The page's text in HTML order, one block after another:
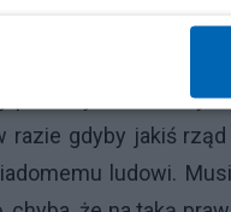
wody z mózgów
pod szyldem
razie gdyby jakiś rząd
ludowi.